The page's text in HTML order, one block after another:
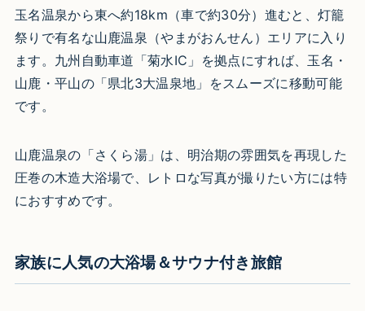
玉名温泉から東へ約18km（車で約30分）進むと、灯籠
祭りで有名な山鹿温泉（やまがおんせん）エリアに入り
ます。九州自動車道「菊水IC」を拠点にすれば、玉名・
山鹿・平山の「県北3大温泉地」をスムーズに移動可能
です。
山鹿温泉の「さくら湯」は、明治期の雰囲気を再現した
圧巻の木造大浴場で、レトロな写真が撮りたい方には特
におすすめです。
家族に人気の大浴場＆サウナ付き旅館